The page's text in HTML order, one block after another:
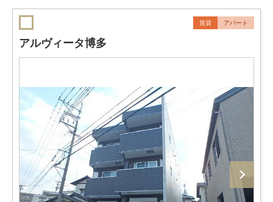
賃貸 アパート
アルヴィータ博多